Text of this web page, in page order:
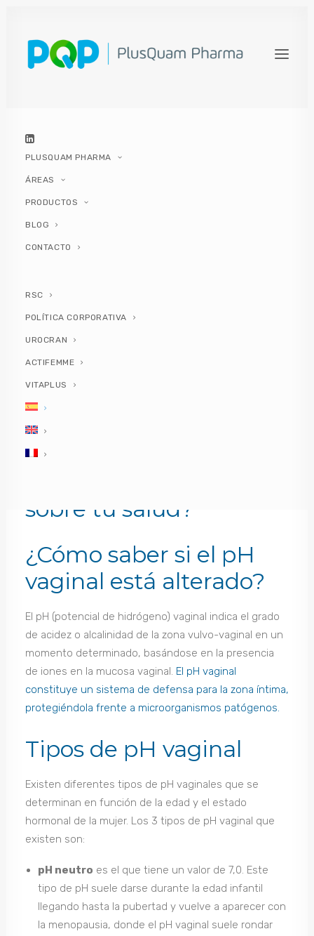
PLUSQUAM PHARMA
ÁREAS
PRODUCTOS
BLOG
CONTACTO
RSC
POLÍTICA CORPORATIVA
UROCRAN
ACTIFEMME
VITAPLUS
pH vaginal ¿Qué dice sobre tu salud?
Síntomas de alteración del pH Vaginal
Causas de pH vaginal alterado
sobre tu salud?
¿Cómo saber si el pH
vaginal está alterado?
El pH (potencial de hidrógeno) vaginal indica el grado
de acidez o alcalinidad de la zona vulvo-vaginal en un
momento determinado, basándose en la presencia
de iones en la mucosa vaginal. El pH vaginal
constituye un sistema de defensa para la zona íntima,
protegiéndola frente a microorganismos patógenos.
Tipos de pH vaginal
Existen diferentes tipos de pH vaginales que se
determinan en función de la edad y el estado
hormonal de la mujer. Los 3 tipos de pH vaginal que
existen son:
pH neutro es el que tiene un valor de 7,0. Este
tipo de pH suele darse durante la edad infantil
llegando hasta la pubertad y vuelve a aparecer con
la menopausia, donde el pH vaginal suele rondar